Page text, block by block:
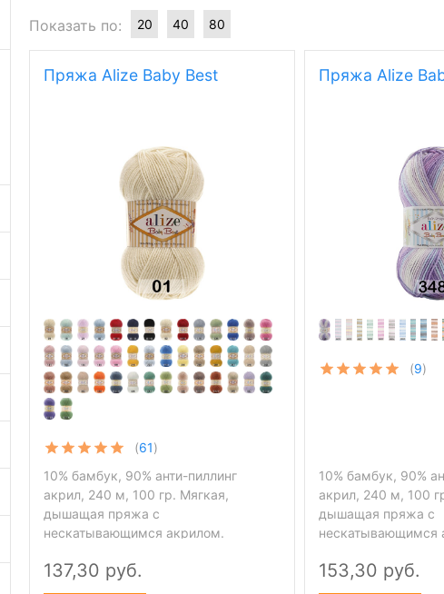
Показать по: 20 40 80
Пряжа Alize Baby Best
(61)
10% бамбук, 90% анти-пиллинг
акрил, 240 м, 100 гр. Мягкая,
дышащая пряжа с
нескатывающимся акрилом.
137,30 руб.
Пряжа Alize
(9)
10% бамбук, 90%
акрил, 240 м, 100
дышащая пряжа с
нескатывающимся
153,30 руб.